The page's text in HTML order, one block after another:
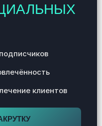
клиентов